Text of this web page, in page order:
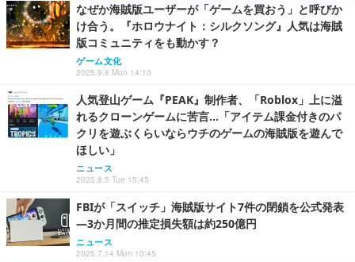
なぜか海賊版ユーザーが「ゲームを買おう」と呼びか
け合う。『ホロウナイト：シルクソング』人気は海賊
版コミュニティをも動かす？
ゲーム文化
2025.9.8 Mon 14:10
人気登山ゲーム『PEAK』制作者、「Roblox」上に溢
れるクローンゲームに苦言…「アイテム課金付きのパ
クリを遊ぶくらいならウチのゲームの海賊版を遊んで
ほしい」
ニュース
2025.8.5 Tue 15:45
FBIが「スイッチ」海賊版サイト7件の閉鎖を公式発表
―3か月間の推定損失額は約250億円
ニュース
2025.7.14 Mon 10:45